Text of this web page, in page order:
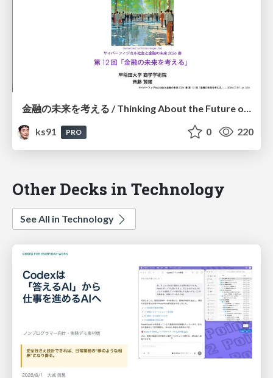
金融の未来を考える / Thinking About the Future of Finance
ks91
PRO 0 220
Other Decks in Technology
See All in Technology